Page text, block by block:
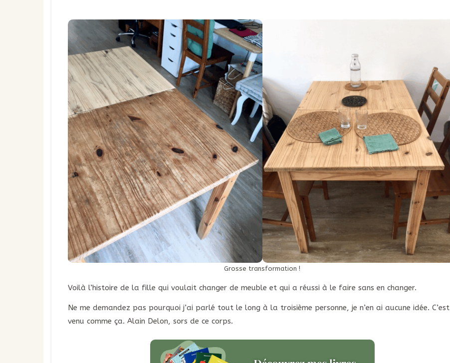
Grosse transformation !
Voilà l’histoire de la fille qui voulait changer de meuble et qui a réussi à le faire sans en changer.
Ne me demandez pas pourquoi j’ai parlé tout le long à la troisième personne, je n’en ai aucune idée. C’est
venu comme ça. Alain Delon, sors de ce corps.